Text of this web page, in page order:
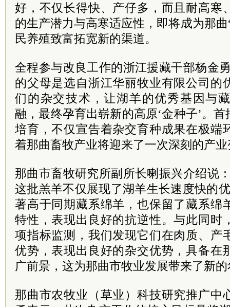
好，不仅长得快、产仔多，而且耐高寒
的生产潜力与高寒适应性，即将成为那
民养殖致富拓宽新的渠道。
全程参与改良工作的浙江援藏干部杨金
的父母是选自浙江华丽牧业有限公司的
们的杂交技术，让湖羊的优秀基因与
融，最终孕育出崭新的高原‘金种子’。
培育，不仅宣告着杂交育种成果在极端
着那曲畜牧产业将迎来了一次深刻的产业
那曲市畜牧研究所副所长喇振兴介绍说
这批羔羊不仅展现了湖羊生长速度快的
著高于同期藏系绵羊，也保留了藏系绵
特性，表现出良好的抗逆性。与此同时
项指标监测，我们发现它们在肉质、产
优势，表现出良好的杂交优势，具备在
广前景，这为那曲市牧业发展带来了新的
那曲市农牧业（草业）科技研究推广中